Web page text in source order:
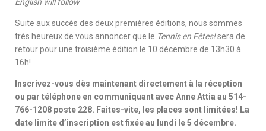
English will follow
Suite aux succès des deux premières éditions, nous sommes
très heureux de vous annoncer que le Tennis en Fêtes!sera de
retour pour une troisième édition le 10 décembre de 13h30 à
16h!
Inscrivez-vous dès maintenant directement à la réception
ou par téléphone en communiquant avec Anne Attia au 514-
766-1208 poste 228. Faites-vite, les places sont limitées! La
date limite d’inscription est fixée au lundi le 5 décembre.